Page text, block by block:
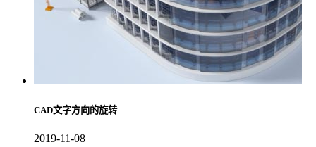
CAD文字方向的旋转
2019-11-08